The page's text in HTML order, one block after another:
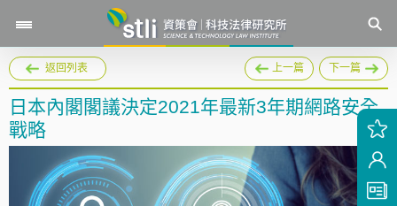
返回列表 上一篇 下一篇
日本內閣閣議決定2021年最新3年期網路安全
戰略